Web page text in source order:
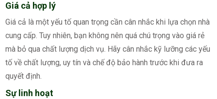
Giá cả hợp lý
Giá cả là một yếu tố quan trọng cần cân nhắc khi lựa chọn nhà
cung cấp. Tuy nhiên, bạn không nên quá chú trọng vào giá rẻ
mà bỏ qua chất lượng dịch vụ. Hãy cân nhắc kỹ lưỡng các yếu
tố về chất lượng, uy tín và chế độ bảo hành trước khi đưa ra
quyết định.
Sự linh hoạt